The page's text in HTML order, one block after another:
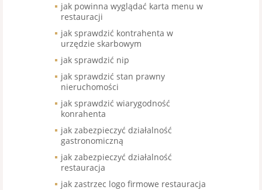
jak powinna wyglądać karta menu w
restauracji
jak sprawdzić kontrahenta w
urzędzie skarbowym
jak sprawdzić nip
jak sprawdzić stan prawny
nieruchomości
jak sprawdzić wiarygodność
konrahenta
jak zabezpieczyć działalność
gastronomiczną
jak zabezpieczyć działalność
restauracja
jak zastrzec logo firmowe restauracja